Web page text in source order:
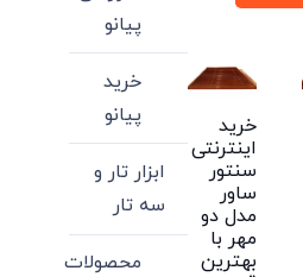
خرید
اینترنتی
سنتور
ساور
مدل دو
مهر با
بهترین
پیانو
خرید
پیانو
ابزار تار و
سه تار
محصولات